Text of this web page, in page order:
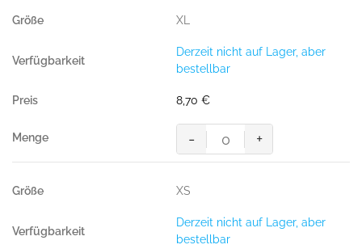
Bio-
Baumwolle
Menge
XL
Derzeit nicht auf Lager, aber
bestellbar
8,70 €
HAKRO
T-
Bio-
Baumwolle
- +
XS
Derzeit nicht auf Lager, aber
bestellbar